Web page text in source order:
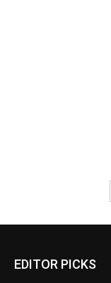
EDITOR PICKS